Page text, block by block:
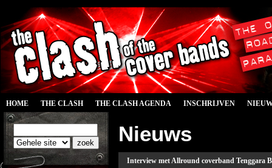
HOME THE CLASH THE CLASH AGENDA INSCHRIJVEN
Nieuws
Interview met Allround coverband Tenggara